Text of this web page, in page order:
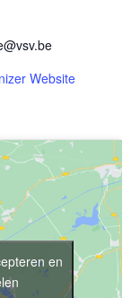
Website
en